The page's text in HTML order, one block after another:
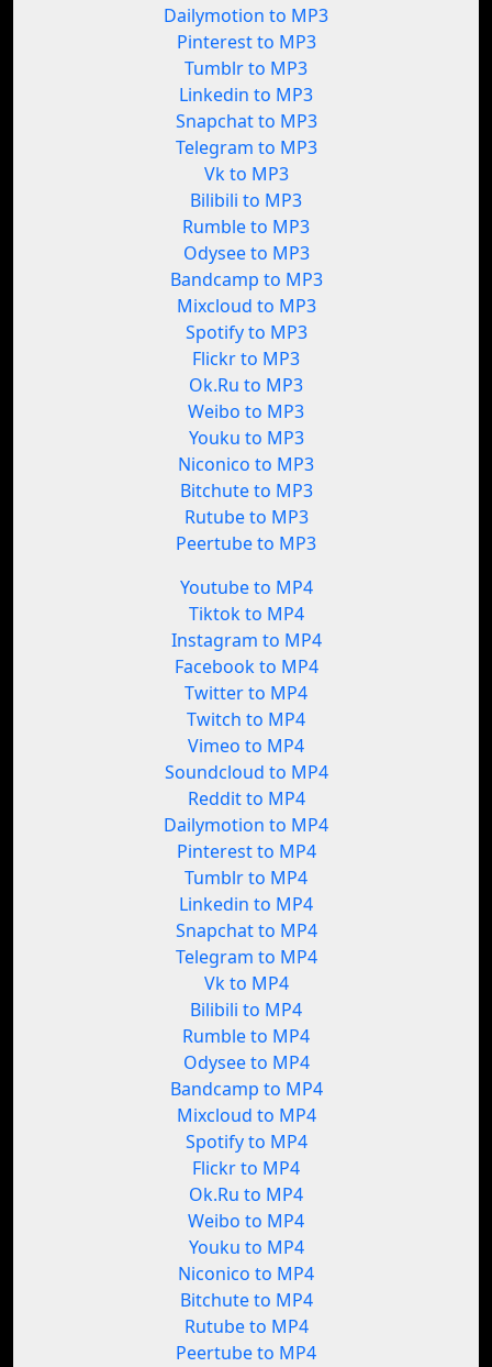
Dailymotion to MP3
Pinterest to MP3
Tumblr to MP3
Linkedin to MP3
Snapchat to MP3
Telegram to MP3
Vk to MP3
Bilibili to MP3
Rumble to MP3
Odysee to MP3
Bandcamp to MP3
Mixcloud to MP3
Spotify to MP3
Flickr to MP3
Ok.Ru to MP3
Weibo to MP3
Youku to MP3
Niconico to MP3
Bitchute to MP3
Rutube to MP3
Peertube to MP3
Youtube to MP4
Tiktok to MP4
Instagram to MP4
Facebook to MP4
Twitter to MP4
Twitch to MP4
Vimeo to MP4
Soundcloud to MP4
Reddit to MP4
Dailymotion to MP4
Pinterest to MP4
Tumblr to MP4
Linkedin to MP4
Snapchat to MP4
Telegram to MP4
Vk to MP4
Bilibili to MP4
Rumble to MP4
Odysee to MP4
Bandcamp to MP4
Mixcloud to MP4
Spotify to MP4
Flickr to MP4
Ok.Ru to MP4
Weibo to MP4
Youku to MP4
Niconico to MP4
Bitchute to MP4
Rutube to MP4
Peertube to MP4